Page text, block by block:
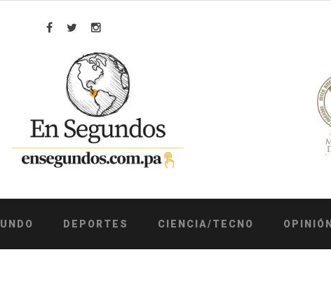
Facebook
TwitterInstagram
DEPORTES CIENCIA/TECNO OPINIÓN